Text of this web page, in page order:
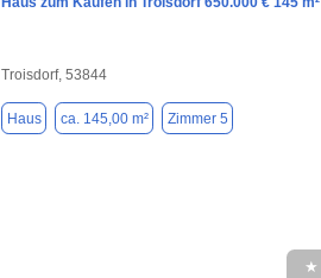
Troisdorf, 53844
Haus ca. 145,00 m² Zimmer 5
★